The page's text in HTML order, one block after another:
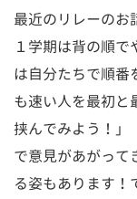
最近のリレーの
１学期は背の順
は自分たちで順番
も速い人を最初と
挟んでみよう！」
で意見があがって
る姿もあります！